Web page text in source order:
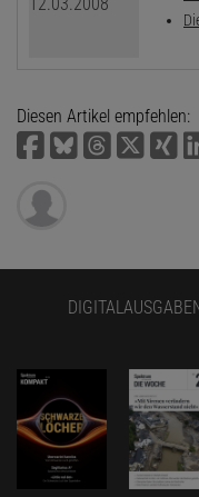
Diesen Artikel empfehlen: